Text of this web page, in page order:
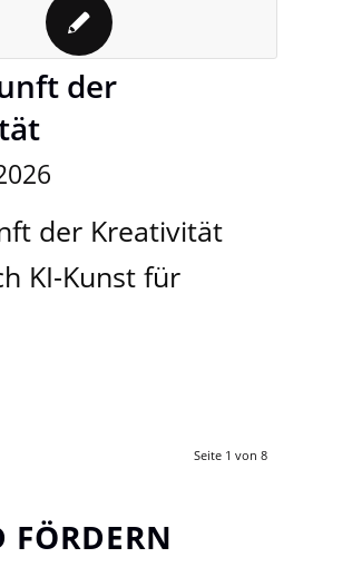
der
der Kreativität
KI-Kunst für
Seite 1 von 8